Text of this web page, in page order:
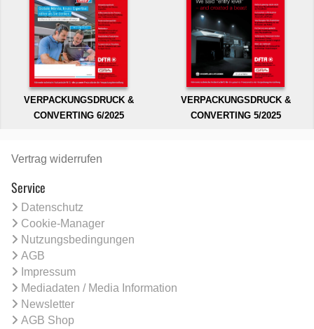
VERPACKUNGSDRUCK &
CONVERTING 6/2025
VERPACKUNGSDRUCK &
CONVERTING 5/2025
Vertrag widerrufen
Service
Datenschutz
Cookie-Manager
Nutzungsbedingungen
AGB
Impressum
Mediadaten / Media Information
Newsletter
AGB Shop